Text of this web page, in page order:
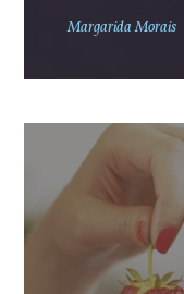
Margarida Morais